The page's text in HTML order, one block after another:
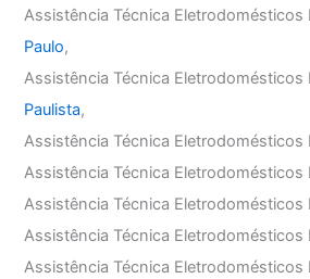
Assistência Técnica
Paulo,
Assistência Técnica Eletrodomésticos
Paulista,
Assistência Técnica Eletrodomésticos
Assistência Técnica Eletrodomésticos
Assistência Técnica
Assistência Técnica
Assistência Técnica